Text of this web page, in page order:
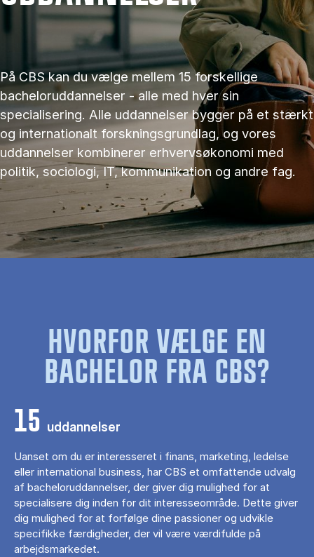
På CBS kan du vælge mellem 15 forskellige
bacheloruddannelser - alle med hver sin
specialisering. Alle uddannelser bygger på et stærkt
og internationalt forskningsgrundlag, og vores
uddannelser kombinerer erhvervsøkonomi med
politik, sociologi, IT, kommunikation og andre fag.
HVORFOR VÆLGE EN
BACHELOR FRA CBS?
15 uddannelser
Uanset om du er interesseret i finans, marketing, ledelse
eller international business, har CBS et omfattende udvalg
af bacheloruddannelser, der giver dig mulighed for at
specialisere dig inden for dit interesseområde. Dette giver
dig mulighed for at forfølge dine passioner og udvikle
specifikke færdigheder, der vil være værdifulde på
arbejdsmarkedet.